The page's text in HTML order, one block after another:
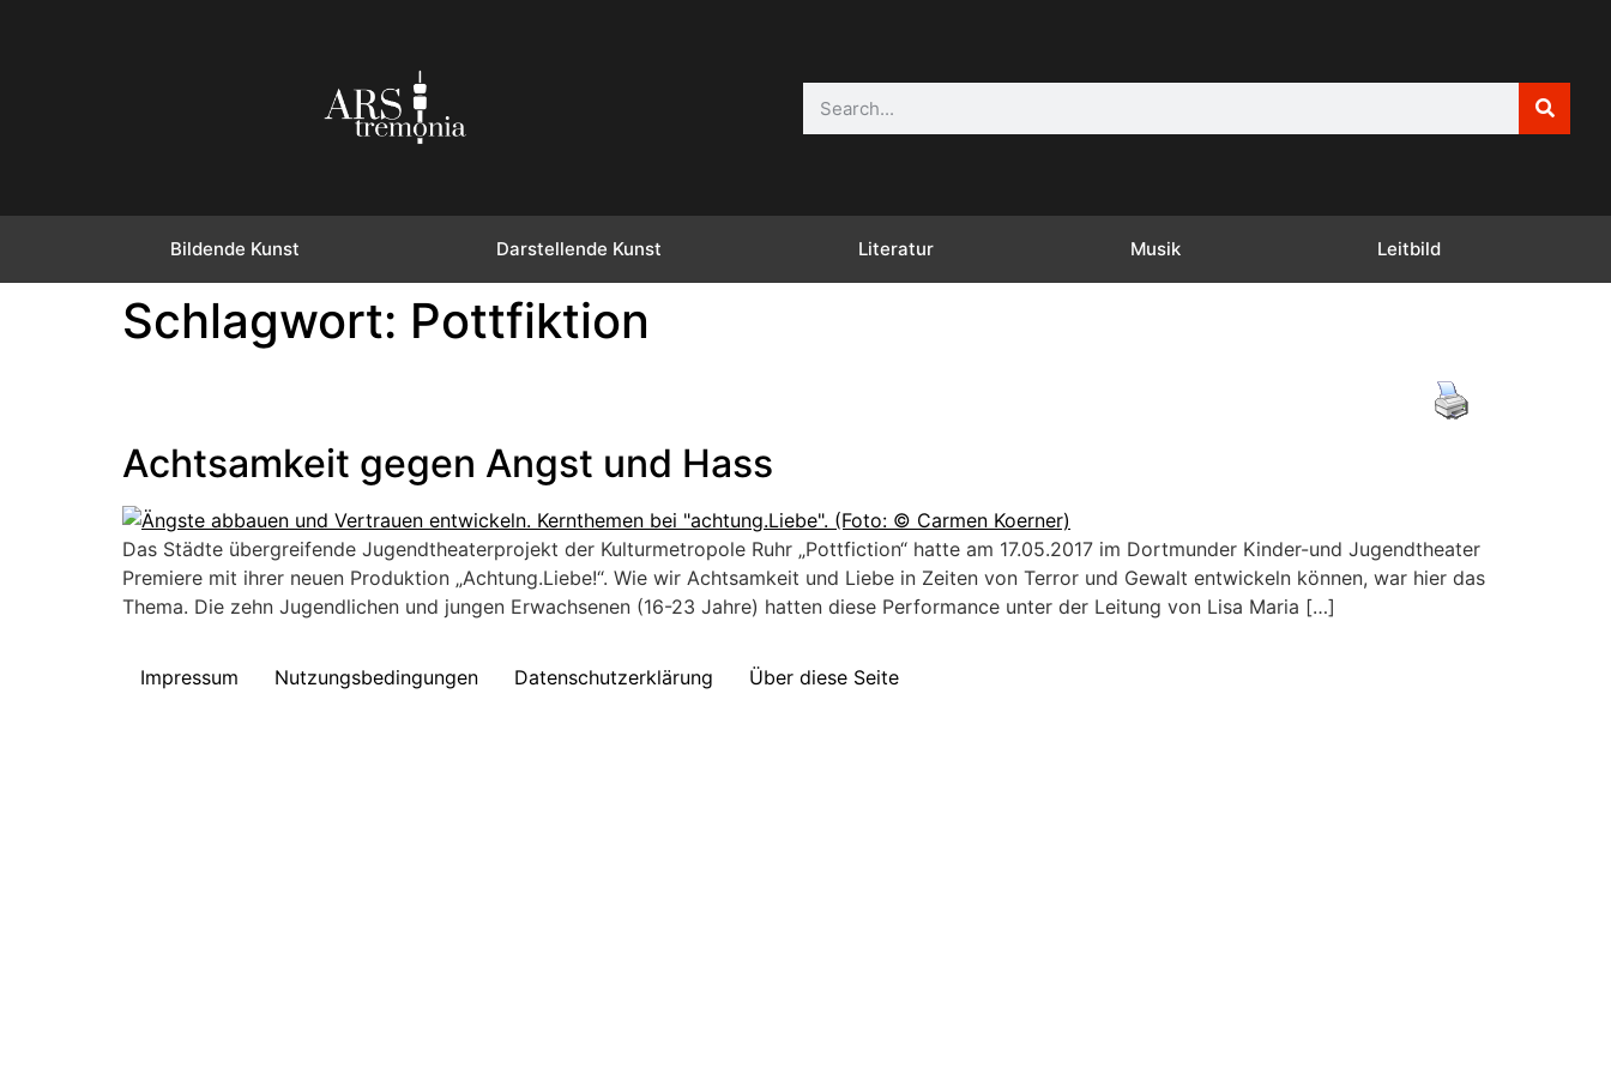
Bildende Kunst Darstellende Kunst Literatur Musik Leitbild
Schlagwort: Pottfiktion
Achtsamkeit gegen Angst und Hass
Das Städte übergreifende Jugendtheaterprojekt der Kulturmetropole Ruhr „Pottfiction“ hatte am 17.05.2017 im Dortmunder Kinder-und Jugendtheater
Premiere mit ihrer neuen Produktion „Achtung.Liebe!“. Wie wir Achtsamkeit und Liebe in Zeiten von Terror und Gewalt entwickeln können, war hier das
Thema. Die zehn Jugendlichen und jungen Erwachsenen (16-23 Jahre) hatten diese Performance unter der Leitung von Lisa Maria […]
Impressum Nutzungsbedingungen Datenschutzerklärung Über diese Seite